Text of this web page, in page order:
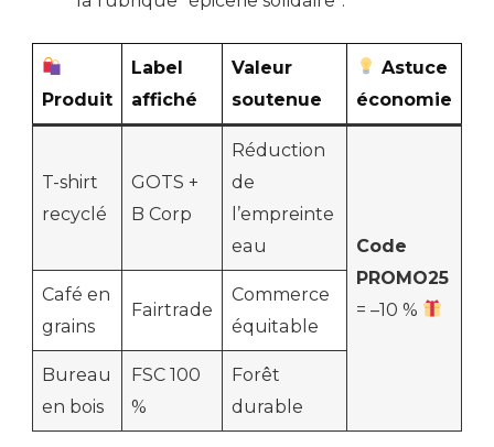
Produit
Label
affiché
Valeur
soutenue
Astuce
économie
T-shirt
recyclé
GOTS +
B Corp
Réduction
de
l’empreinte
eau
Code
PROMO25
= –10 %
Café en
grains
Fairtrade
Commerce
équitable
Bureau
en bois
FSC 100
%
Forêt
durable